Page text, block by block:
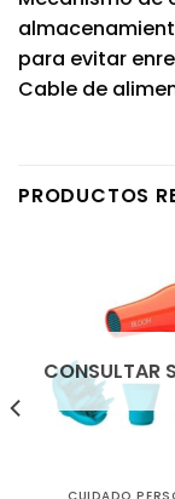
para evitar
Cable de
PRODUCTOS
CONSULTAR